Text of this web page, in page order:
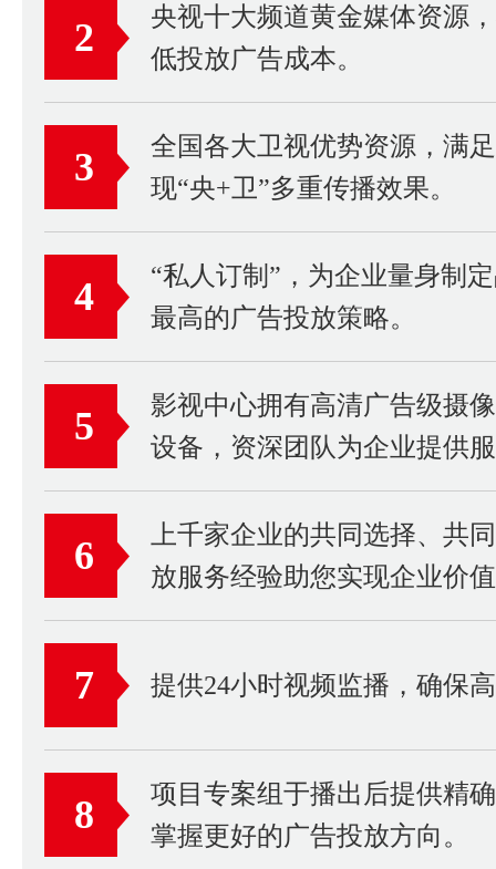
2
央视十大频道黄金媒体资源
低投放广告成本。
3
全国各大卫视优势资源，满
现“央+卫”多重传播效果。
4
“私人订制”，为企业量身制
最高的广告投放策略。
5
影视中心拥有高清广告级摄
设备，资深团队为企业提供
6
上千家企业的共同选择、共
放服务经验助您实现企业价
7 提供24小时视频监播，确保
8
项目专案组于播出后提供精
掌握更好的广告投放方向。